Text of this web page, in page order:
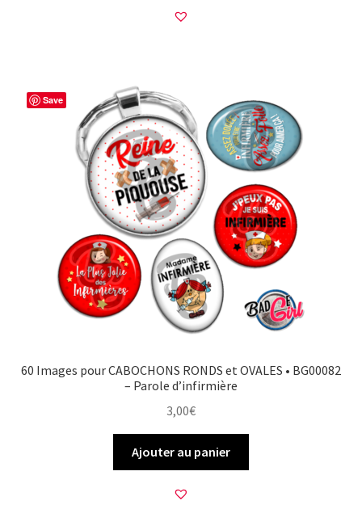
Save
60 Images pour CABOCHONS RONDS et OVALES • BG00082
– Parole d’infirmière
3,00€
Ajouter au panier